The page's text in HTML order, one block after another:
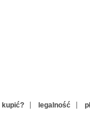
kupić? legalność